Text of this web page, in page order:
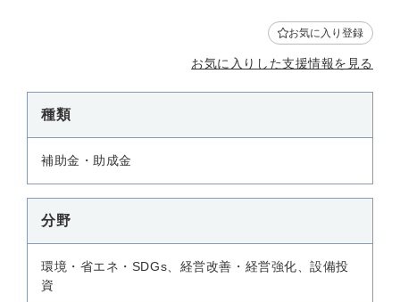
お気に入り登録
お気に入りした支援情報を見る
種類
補助金・助成金
分野
環境・省エネ・SDGs、経営改善・経営強化、設備投
資